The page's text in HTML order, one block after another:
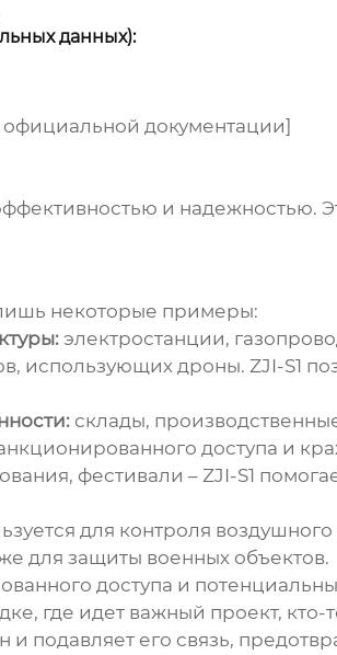
данных):
официальной документации]
и надежностью.
некоторые примеры:
электростанции,
использующих дроны. ZJI-S1
склады,
доступа и
фестивали – ZJI-S1
для контроля
для защиты военных объектов.
доступа и
где идет важный проект, кто-
и подавляет его связь,